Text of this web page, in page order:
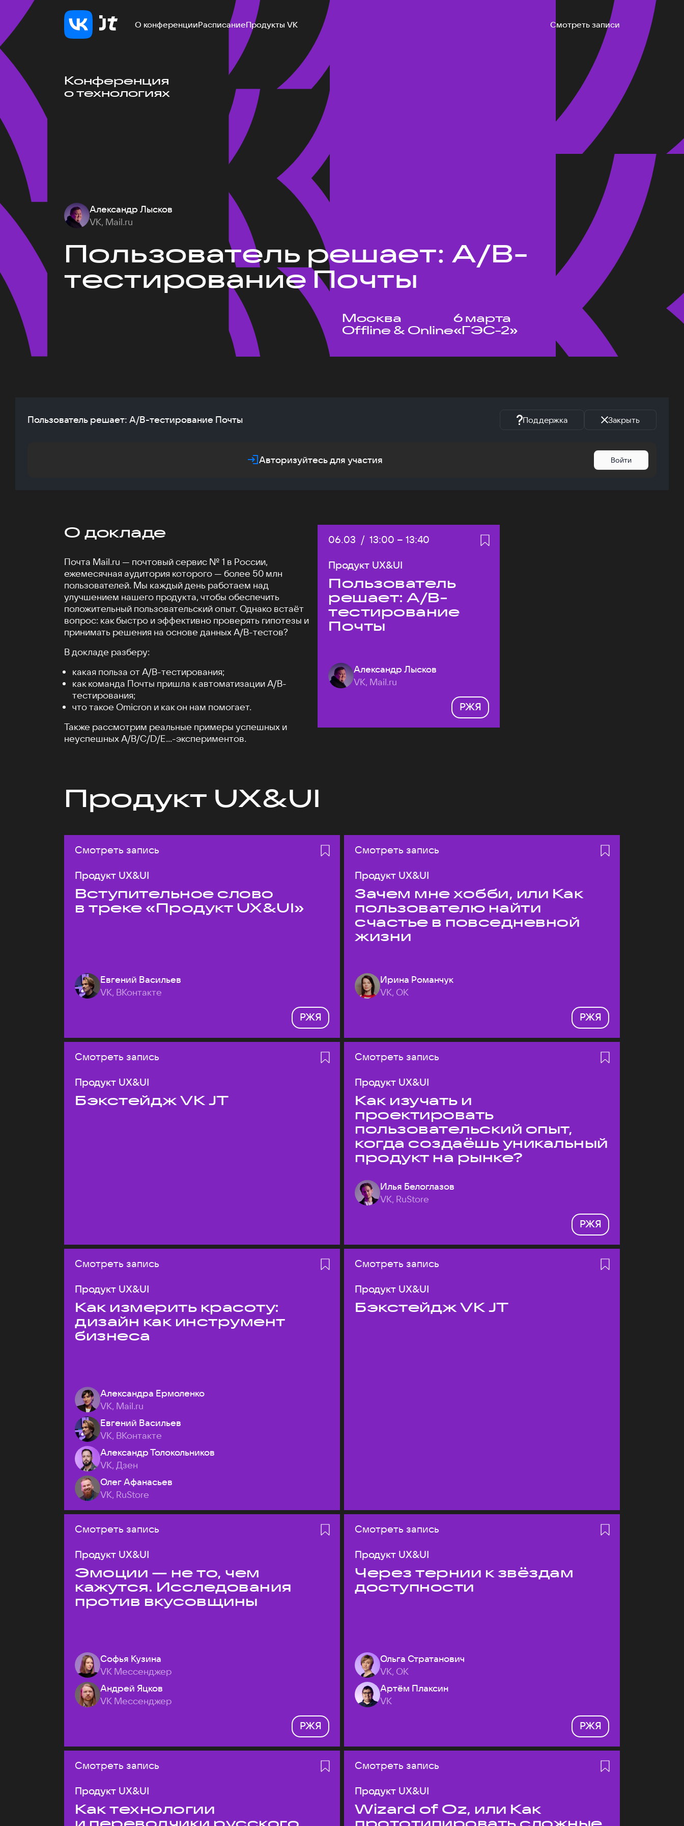
О конференцииРасписаниеПродукты VK Смотреть записи
Конференция
о технологиях
Александр Лысков
VK, Mail.ru
Пользователь решает: A/B-
тестирование Почты
Москва
Offline & Online
6 марта
«ГЭС-2»
Пользователь решает: A/B-тестирование Почты Поддержка Закрыть
Авторизуйтесь для участия Войти
О докладе
Почта Mail.ru — почтовый сервис № 1 в России,
ежемесячная аудитория которого — более 50 млн
пользователей. Мы каждый день работаем над
улучшением нашего продукта, чтобы обеспечить
положительный пользовательский опыт. Однако встаёт
вопрос: как быстро и эффективно проверять гипотезы и
принимать решения на основе данных A/B-тестов?
В докладе разберу:
какая польза от А/B-тестирования;
как команда Почты пришла к автоматизации A/B-
тестирования;
что такое Omicron и как он нам помогает.
Также рассмотрим реальные примеры успешных и
неуспешных A/B/C/D/E...-экспериментов.
Дата:
06.03 / Начало:
13:00 – Конец:
13:40
Продукт UX&UI
Пользователь
решает: A/B-
тестирование
Почты
Александр Лысков
VK, Mail.ru
РЖЯ
Продукт UX&UI
Смотреть запись
Продукт UX&UI
Вступительное слово
в треке «Продукт UX&UI»
Евгений Васильев
VK, ВКонтакте
РЖЯ
Смотреть запись
Продукт UX&UI
Зачем мне хобби, или Как
пользователю найти
счастье в повседневной
жизни
Ирина Романчук
VK, ОК
РЖЯ
Смотреть запись
Продукт UX&UI
Бэкстейдж VK JT
Смотреть запись
Продукт UX&UI
Как изучать и
проектировать
пользовательский опыт,
когда создаёшь уникальный
продукт на рынке?
Илья Белоглазов
VK, RuStore
РЖЯ
Смотреть запись
Продукт UX&UI
Как измерить красоту:
дизайн как инструмент
бизнеса
Александра Ермоленко
VK, Mail.ru
Евгений Васильев
VK, ВКонтакте
Александр Толокольников
VK, Дзен
Олег Афанасьев
VK, RuStore
Смотреть запись
Продукт UX&UI
Бэкстейдж VK JT
Смотреть запись
Продукт UX&UI
Эмоции — не то, чем
кажутся. Исследования
против вкусовщины
Софья Кузина
VK Мессенджер
Андрей Яцков
VK Мессенджер
РЖЯ
Смотреть запись
Продукт UX&UI
Через тернии к звёздам
доступности
Ольга Стратанович
VK, ОК
Артём Плаксин
VK
РЖЯ
Смотреть запись
Продукт UX&UI
Как технологии
Смотреть запись
Продукт UX&UI
Wizard of Oz, или Как